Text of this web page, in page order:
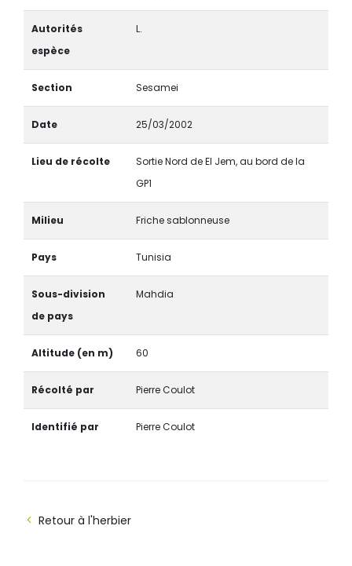
Autorités
espèce
L.
Section Sesamei
Date 25/03/2002
Lieu de récolte
Sortie Nord de El Jem, au bord de la
GP1
Milieu Friche sablonneuse
Pays Tunisia
Sous-division
de pays
Mahdia
Altitude (en m) 60
Récolté par Pierre Coulot
Identifié par Pierre Coulot
Retour à l'herbier